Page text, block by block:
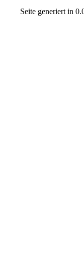
Seite generiert in